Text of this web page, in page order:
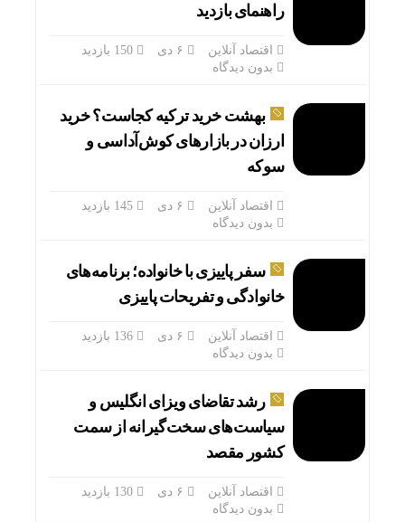
راهنمای بازدید
اقتصاد آنلاین
بدون دیدگاه
بهشت خرید ترکیه کجاست؟ خرید
ارزان در بازارهای کوش‌آداسی و
سوکه
اقتصاد آنلاین
بدون دیدگاه
سفر پاییزی با خانواده؛ برنامه‌های
خانوادگی و تفریحات پاییزی
اقتصاد آنلاین
بدون دیدگاه
رشد تقاضای ویزای انگلیس و
سیاست‌های سخت‌گیرانه‌ از سمت
کشور مقصد
اقتصاد آنلاین
بدون دیدگاه